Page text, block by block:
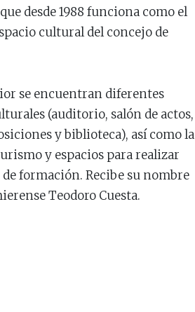
desde 1988 funciona como el
cultural del concejo de
se encuentran diferentes
(auditorio, salón de actos,
y biblioteca), así como la
y espacios para realizar
formación. Recibe su nombre
Teodoro Cuesta.